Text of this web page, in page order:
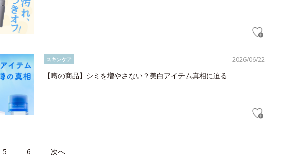
2026/06/22
スキンケア
【噂の商品】シミを増やさない？美白アイテム真相に迫る
5 6 次へ